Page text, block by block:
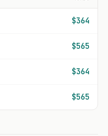
$364
$565
$364
$565